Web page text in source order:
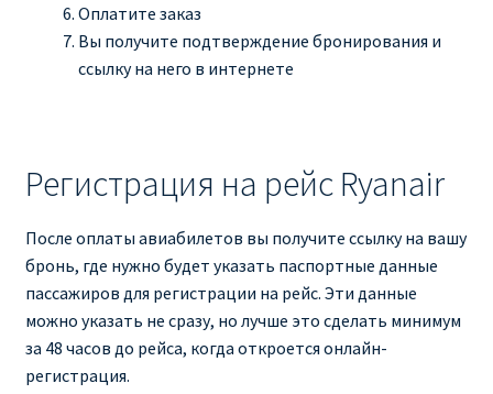
Оплатите заказ
Вы получите подтверждение бронирования и
ссылку на него в интернете
Регистрация на рейс Ryanair
После оплаты авиабилетов вы получите ссылку на вашу
бронь, где нужно будет указать паспортные данные
пассажиров для регистрации на рейс. Эти данные
можно указать не сразу, но лучше это сделать минимум
за 48 часов до рейса, когда откроется онлайн-
регистрация.